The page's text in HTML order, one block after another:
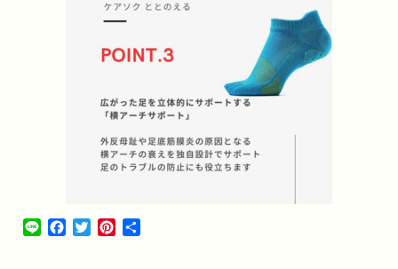
Line Facebook
TwitterPinterest